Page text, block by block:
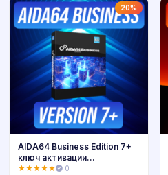
Купить
20%
AIDA64 Business Edition 7+
ключ активации
(Бессрочно)
★★★★★ 0